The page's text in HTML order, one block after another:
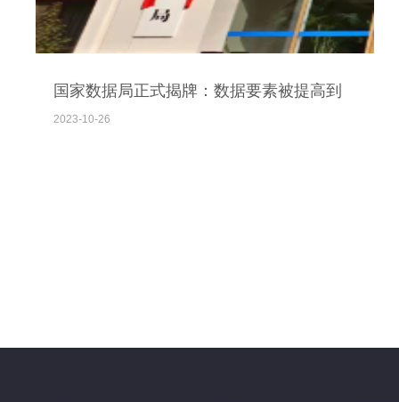
国家数据局正式揭牌：数据要素被提高到
前所未有的高度
2023-10-26